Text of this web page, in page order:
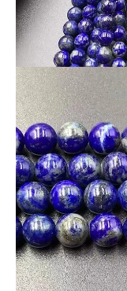
環境により実物との